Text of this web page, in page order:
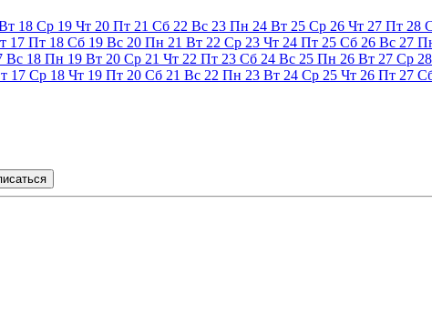
18 Ср 19 Чт 20 Пт 21 Сб 22 Вс 23 Пн 24 Вт 25 Ср 26 Чт 27 Пт 28
17 Пт 18 Сб 19 Вс 20 Пн 21 Вт 22 Ср 23 Чт 24 Пт 25 Сб 26 Вс 27
Вс 18 Пн 19 Вт 20 Ср 21 Чт 22 Пт 23 Сб 24 Вс 25 Пн 26 Вт 27 Ср 28
17 Ср 18 Чт 19 Пт 20 Сб 21 Вс 22 Пн 23 Вт 24 Ср 25 Чт 26 Пт 27